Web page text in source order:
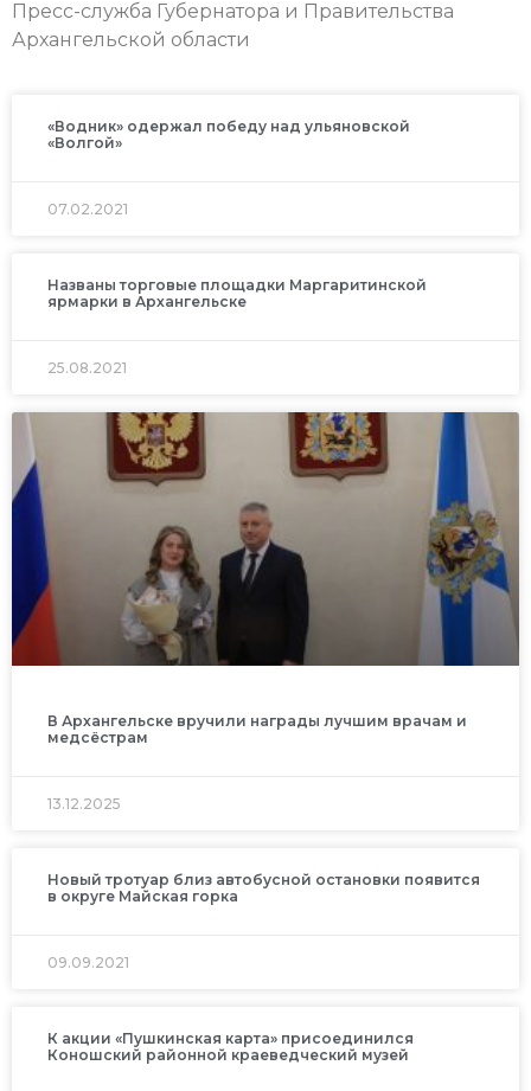
Пресс-служба Губернатора и Правительства
Архангельской области
«Водник» одержал победу над ульяновской
«Волгой»
07.02.2021
Названы торговые площадки Маргаритинской
ярмарки в Архангельске
25.08.2021
В Архангельске вручили награды лучшим врачам и
медсёстрам
13.12.2025
Новый тротуар близ автобусной остановки появится
в округе Майская горка
09.09.2021
К акции «Пушкинская карта» присоединился
Коношский районной краеведческий музей